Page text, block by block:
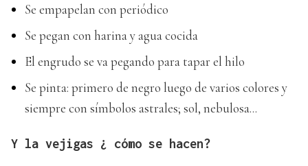
Se empapelan con periódico
Se pegan con harina y agua cocida
El engrudo se va pegando para tapar el hilo
Se pinta: primero de negro luego de varios colores y
siempre con símbolos astrales; sol, nebulosa...
Y la vejigas ¿ cómo se hacen?